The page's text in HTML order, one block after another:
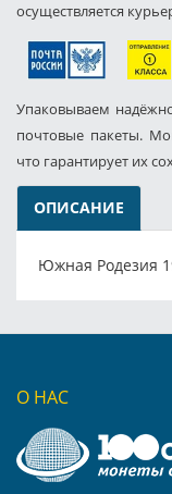
осуществляется
Упаковываем
почтовые пакеты.
что гарантирует их
ОПИСАНИЕ
Южная Родезия
О НАС